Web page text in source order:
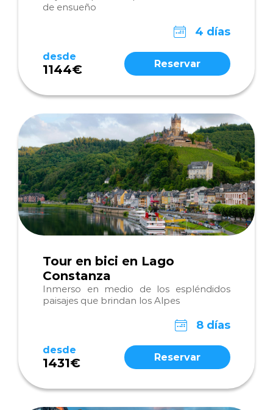
de ensueño
4 días
desde
1144€ Reservar
Tour en bici en Lago
Constanza
Inmerso en medio de los espléndidos
paisajes que brindan los Alpes
8 días
desde
1431€ Reservar